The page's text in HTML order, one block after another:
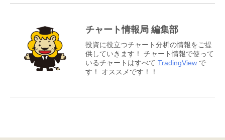
チャート情報局 編集部
投資に役立つチャート分析の情報をご提
供していきます！ チャート情報で使って
いるチャートはすべて TradingView で
す！ オススメです！！